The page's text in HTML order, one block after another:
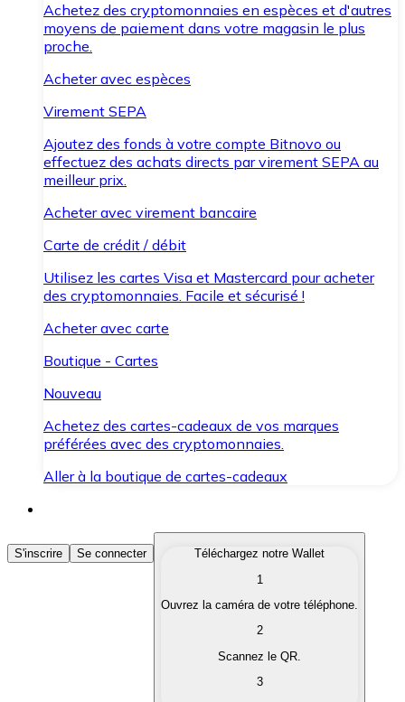
Achetez des cryptomonnaies en espèces et d'autres
moyens de paiement dans votre magasin le plus
proche.
Acheter avec espèces
Virement SEPA
Ajoutez des fonds à votre compte Bitnovo ou
effectuez des achats directs par virement SEPA au
meilleur prix.
Acheter avec virement bancaire
Carte de crédit / débit
Utilisez les cartes Visa et Mastercard pour acheter
des cryptomonnaies. Facile et sécurisé !
Acheter avec carte
Boutique - Cartes
Nouveau
Achetez des cartes-cadeaux de vos marques
préférées avec des cryptomonnaies.
Aller à la boutique de cartes-cadeaux
Acheter des Cryptomonnaies
Achetez les cryptomonnaies qui vous intéressent
Convertissez vos cryptomonnaies en monnaie
S'inscrire Se connecter
Téléchargez notre Wallet
1
Ouvrez la caméra de votre téléphone.
2
Scannez le QR.
3